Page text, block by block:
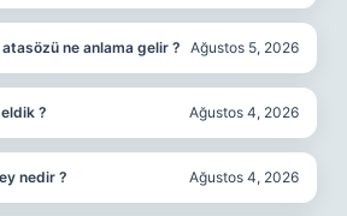
ne anlama gelir ? Ağustos 5, 2026
? Ağustos 4, 2026
nedir ? Ağustos 4, 2026